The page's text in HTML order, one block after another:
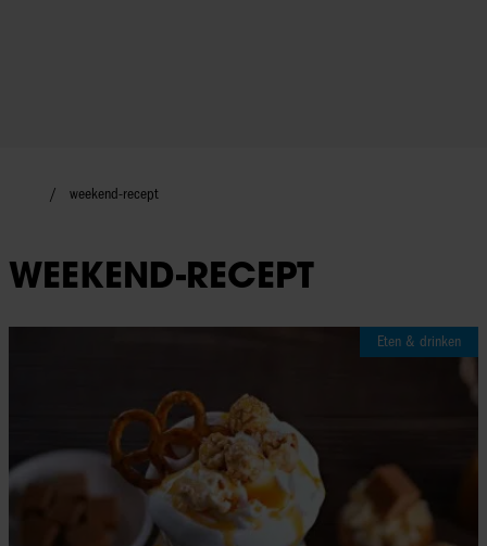
weekend-recept
WEEKEND-RECEPT
Eten & drinken